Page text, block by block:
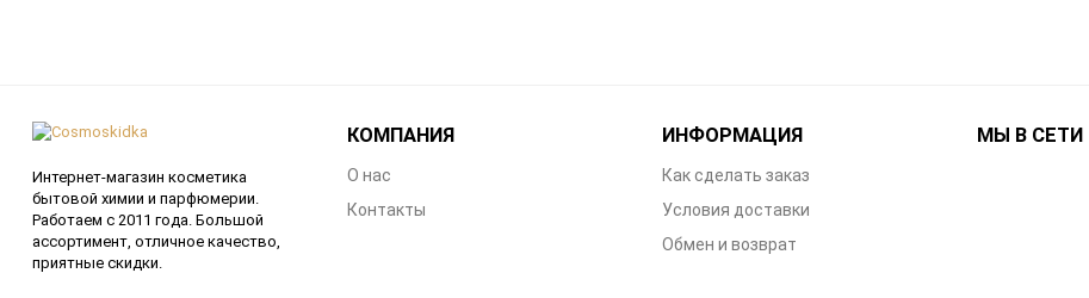
Интернет-магазин косметика
бытовой химии и парфюмерии.
Работаем с 2011 года. Большой
ассортимент, отличное качество,
приятные скидки.
КОМПАНИЯ
О нас
Контакты
ИНФОРМАЦИЯ
Как сделать заказ
Условия доставки
Обмен и возврат
МЫ В СЕТИ